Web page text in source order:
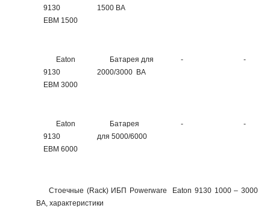
9130
EBM 1500
1500 ВА
Eaton
9130
EBM 3000
Батарея для
2000/3000 ВА
- -
Eaton
9130
EBM 6000
Батарея
для 5000/6000
- -
Стоечные (Rack) ИБП Powerware Eaton 9130 1000 – 3000
ВА, характеристики